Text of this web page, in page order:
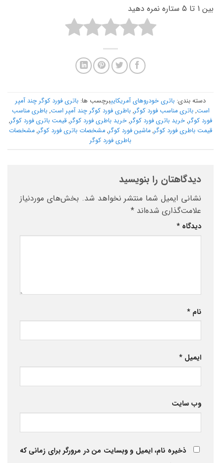
بین 1 تا 5 ستاره نمره دهید
دسته بندی: باتری خودروهای آمریکاییبرچسب ها: باتری فورد کوگر چند آمپر
است,باتری مناسب فورد کوگر,باطری فورد کوگر چند آمپر است,باطری مناسب
فورد کوگر, خرید باتری فورد کوگر, خرید باطری فورد کوگر, قیمت باتری فورد کوگر,
قیمت باطری فورد کوگر, ماشین فورد کوگر, مشخصات باتری فورد کوگر, مشخصات
باطری فورد کوگر
دیدگاهتان را بنویسید
نشانی ایمیل شما منتشر نخواهد شد. بخش‌های موردنیاز
علامت‌گذاری شده‌اند *
دیدگاه *
نام *
ایمیل *
وب‌ سایت
ذخیره نام، ایمیل و وبسایت من در مرورگر برای زمانی که